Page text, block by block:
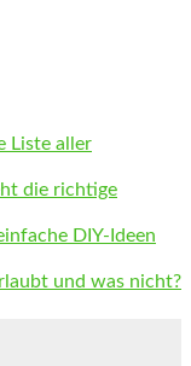
Liste aller
die richtige
DIY-Ideen
und was nicht?